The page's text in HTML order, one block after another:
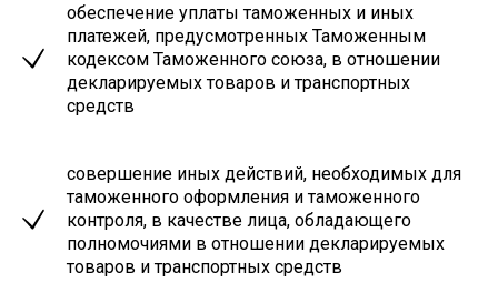
обеспечение уплаты таможенных и иных
платежей, предусмотренных Таможенным
кодексом Таможенного союза, в отношении
декларируемых товаров и транспортных
средств
совершение иных действий, необходимых для
таможенного оформления и таможенного
контроля, в качестве лица, обладающего
полномочиями в отношении декларируемых
товаров и транспортных средств